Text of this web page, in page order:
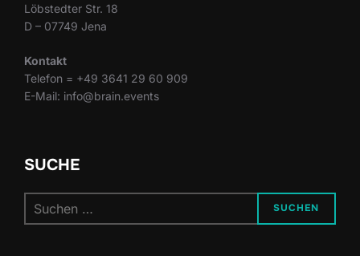
Löbstedter Str. 18
D – 07749 Jena
Kontakt
Telefon = +49 3641 29 60 909
E-Mail: info@brain.events
SUCHE
nach:
SUCHEN